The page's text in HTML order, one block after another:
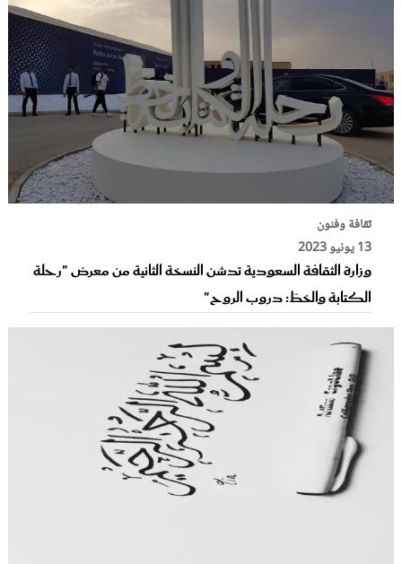
ثقافة وفنون
13 يونيو 2023
وزارة الثقافة السعودية تدشن النسخة الثانية من معرض "رحلة
الكتابة والخطّ: دروب الروح"